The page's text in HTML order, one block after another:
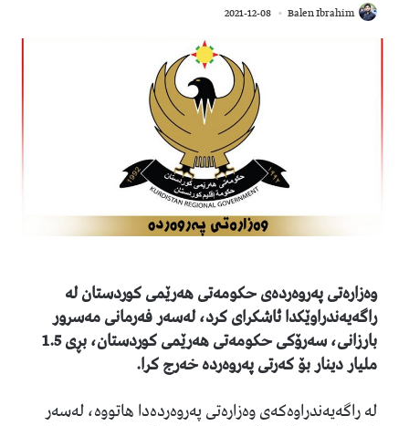
Balen Ibrahim
2021-12-08
وه‌زاره‌تی په‌روه‌رده‌ی حكومه‌تی هه‌رێمی كوردستان له‌
راگه‌یه‌ندراوێكدا ئاشكرای كرد، له‌سه‌ر فه‌رمانی مه‌سرور
بارزانی، سه‌رۆكی حكومه‌تی هه‌رێمی كوردستان، بڕی 1.5
ملیار دینار بۆ كه‌رتی په‌روه‌رده‌ خه‌رج كرا.
له‌ راگه‌یه‌ندراوه‌كه‌ی وه‌زاره‌تی په‌روه‌رده‌دا هاتووه‌، له‌سه‌ر